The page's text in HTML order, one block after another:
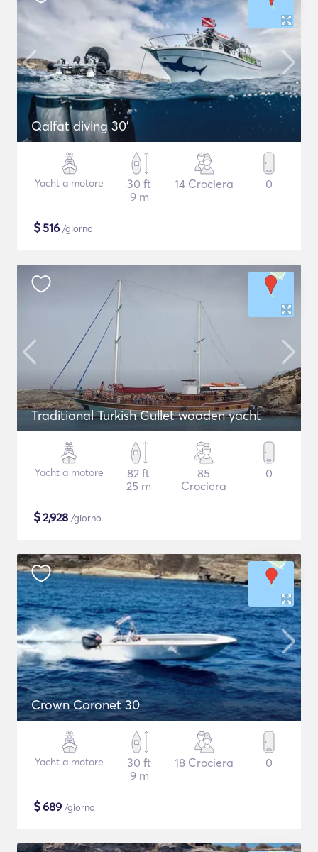
Qalfat diving 30'
Yacht a motore
30 ft
9 m
14 Crociera 0
$516 /giorno
Traditional Turkish Gullet wooden yacht
Yacht a motore
82 ft
25 m
85
Crociera
0
$2,928 /giorno
Crown Coronet 30
Yacht a motore
30 ft
9 m
18 Crociera 0
$689 /giorno